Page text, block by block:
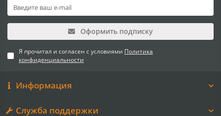
Оформить подписку
Я прочитал и согласен с условиями Политика
конфиденциальности
Информация
Служба поддержки